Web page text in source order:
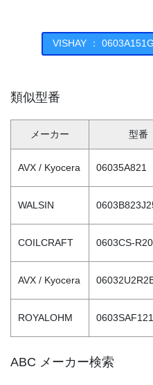
VISHAY ：
類似型番
メーカー 型番
AVX / Kyocera 06035A821
WALSIN
COILCRAFT 0603CS-
AVX / Kyocera
ROYALOHM
ABC メーカー検索